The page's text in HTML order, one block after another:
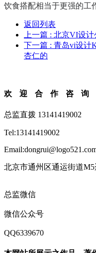
饮食搭配相当于更强的工
返回列表
上一篇 : 北京VI设
下一篇 : 青岛vi设计
杏仁的
欢迎合作咨询
总监直拨 13141419002
Tel:13141419002
北京市通州区通运街道
总监微信
微信公众号
QQ6339670